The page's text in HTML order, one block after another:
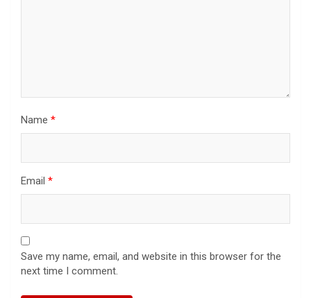
Name *
Email *
Save my name, email, and website in this browser for the
next time I comment.